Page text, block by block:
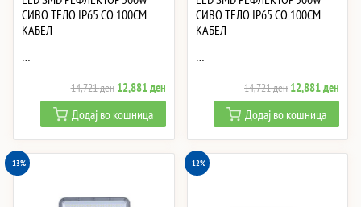
СИВО ТЕЛО IP65 СО 100CM
КАБЕЛ
…
14,721ден Original
price
was:
14,721 ден.
12,881денCurrent
price
is:
12,881 ден.
Додај во кошница
СИВО ТЕЛО IP65 СО 100CM
КАБЕЛ
…
14,721ден Original
price
was:
14,721 ден.
12,881ден
price
is:
Додај во кошница
-13% -12%